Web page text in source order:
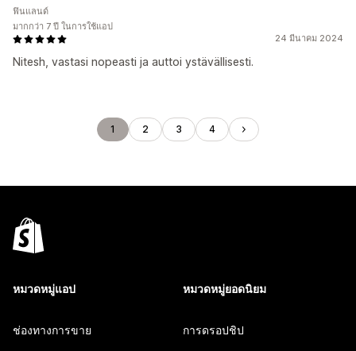
24 มีนาคม 2024
Nitesh, vastasi nopeasti ja auttoi ystävällisesti.
ฟินแลนด์
มากกว่า 7 ปี ในการใช้แอป
1 2 3 4
หมวดหมู่แอป
ช่องทางการขาย
หมวดหมู่ยอดนิยม
การดรอปชิป